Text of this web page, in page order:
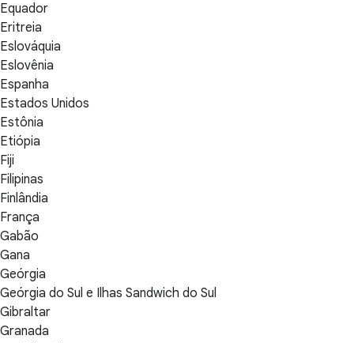
Equador
Eritreia
Eslováquia
Eslovênia
Espanha
Estados Unidos
Estônia
Etiópia
Fiji
Filipinas
Finlândia
França
Gabão
Gana
Geórgia
Geórgia do Sul e Ilhas Sandwich do Sul
Gibraltar
Granada